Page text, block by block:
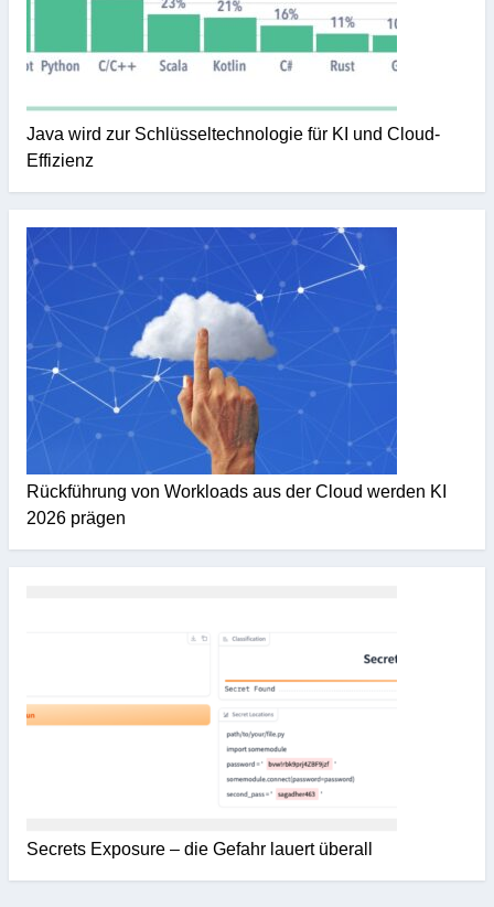
Java wird zur Schlüsseltechnologie für KI und Cloud-
Effizienz
Rückführung von Workloads aus der Cloud werden KI
2026 prägen
Secrets Exposure – die Gefahr lauert überall